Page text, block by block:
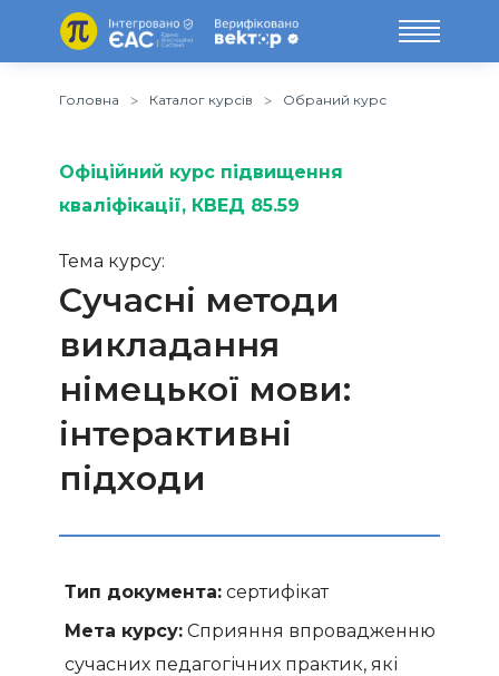
Головна Каталог курсів Обраний курс
Офіційний курс підвищення
кваліфікації, КВЕД 85.59
Тема курсу:
Сучасні методи
викладання
німецької мови:
інтерактивні
підходи
Тип документа: сертифікат
Мета курсу: Сприяння впровадженню
сучасних педагогічних практик, які